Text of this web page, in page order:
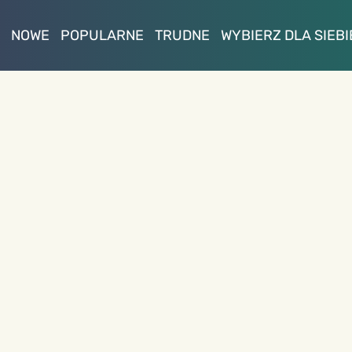
NOWE POPULARNE TRUDNE WYBIERZ DLA